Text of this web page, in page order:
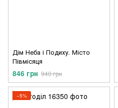
Дім Неба і Подиху. Місто
Півмісяця
846 грн 940 грн
−5%